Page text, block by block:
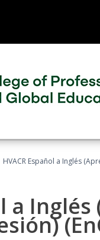
HVACR Español a Inglés
a